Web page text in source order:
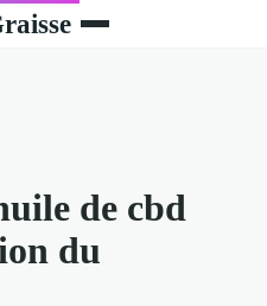
de cbd
du